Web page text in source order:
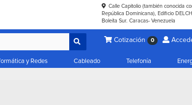
Calle Capitolio (también conocida
República Dominicana), Edificio
Boleíta Sur. Caracas- Venezuela
Cotización 0
y Redes Cableado Telefonía